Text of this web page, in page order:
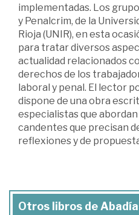
implementadas. Los
y Penalcrim, de la
Rioja (UNIR), en esta
para tratar diversos
actualidad relacionados
derechos de los
laboral y penal. El lector
dispone de una obra
especialistas que
candentes que precisan
reflexiones y de
Otros libros de